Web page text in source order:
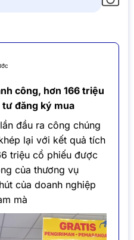
công, hơn 166 triệu
đăng ký mua
đầu ra công chúng
lại với kết quả tích
triệu cổ phiếu được
của thương vụ
của doanh nghiệp
mà